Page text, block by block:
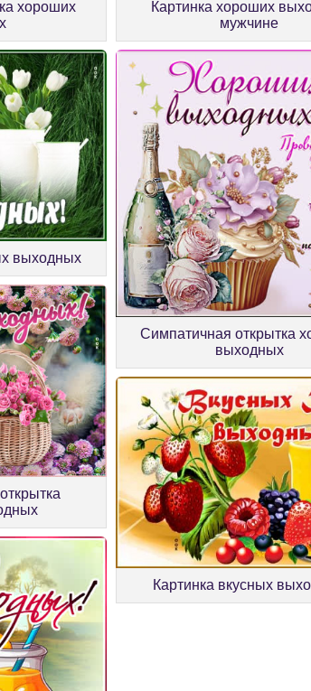
хороших
Картинка хороших
мужчине
выходных
Симпатичная открытка
выходных
Картинка вкусных